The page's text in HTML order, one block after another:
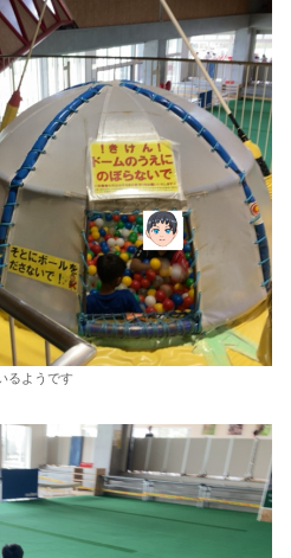
るようです